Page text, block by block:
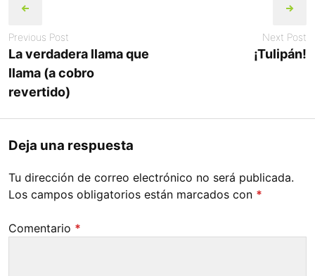
navigation
Previous Post
La verdadera llama que
llama (a cobro
revertido)
Next Post
¡Tulipán!
Deja una respuesta
Tu dirección de correo electrónico no será publicada.
Los campos obligatorios están marcados con *
Comentario *